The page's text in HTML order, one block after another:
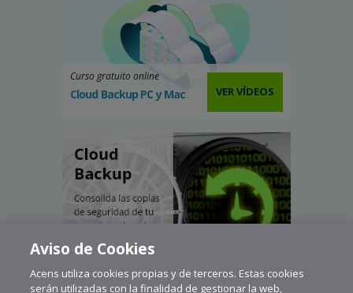
Curso gratuito online
Cloud Backup PC y Mac VER VÍDEOS
Aviso de Cookies
Acens utiliza cookies propias y de terceros. Estas cookies
serán utilizadas con la finalidad de gestionar la web,